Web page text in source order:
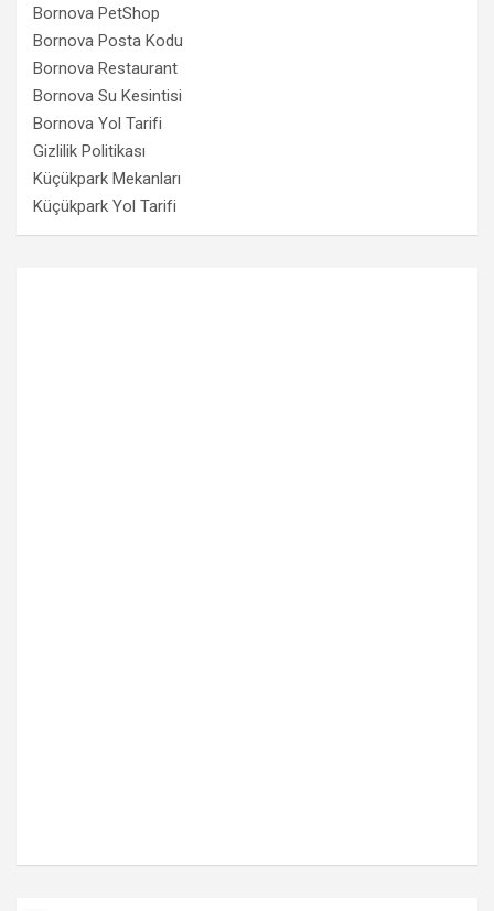
Bornova PetShop
Bornova Posta Kodu
Bornova Restaurant
Bornova Su Kesintisi
Bornova Yol Tarifi
Gizlilik Politikası
Küçükpark Mekanları
Küçükpark Yol Tarifi